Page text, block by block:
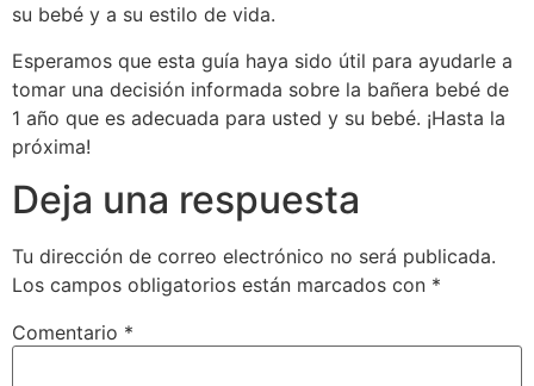
su bebé y a su estilo de vida.
Esperamos que esta guía haya sido útil para ayudarle a
tomar una decisión informada sobre la bañera bebé de
1 año que es adecuada para usted y su bebé. ¡Hasta la
próxima!
Deja una respuesta
Tu dirección de correo electrónico no será publicada.
Los campos obligatorios están marcados con *
Comentario *